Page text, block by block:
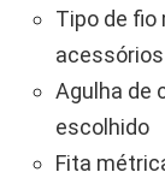
Tipo de fio
acessórios
Agulha de
escolhido
Fita